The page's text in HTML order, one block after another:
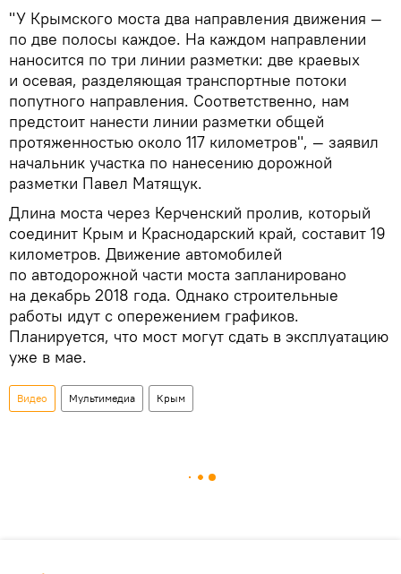
"У Крымского моста два направления движения —
по две полосы каждое. На каждом направлении
наносится по три линии разметки: две краевых
и осевая, разделяющая транспортные потоки
попутного направления. Соответственно, нам
предстоит нанести линии разметки общей
протяженностью около 117 километров", — заявил
начальник участка по нанесению дорожной
разметки Павел Матящук.
Длина моста через Керченский пролив, который
соединит Крым и Краснодарский край, составит 19
километров. Движение автомобилей
по автодорожной части моста запланировано
на декабрь 2018 года. Однако строительные
работы идут с опережением графиков.
Планируется, что мост могут сдать в эксплуатацию
уже в мае.
Видео Мультимедиа Крым